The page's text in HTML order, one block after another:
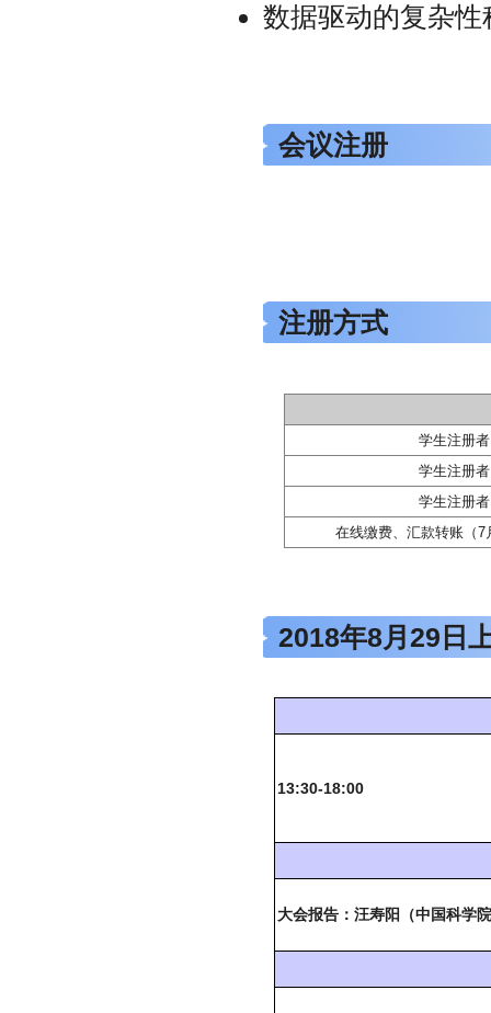
数据驱动的复杂性
会议注册
注册方式
学生注册者
学生注册者
学生注册者
在线缴费、汇款转账（7
2018年8月29日
13:30-18:00
大会报告：汪寿阳（中国科学